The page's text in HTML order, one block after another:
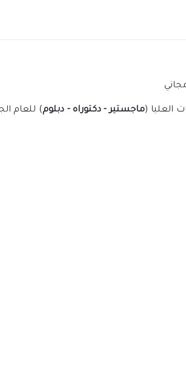
ماجستير - دكتوراه - دبلوم) للعام